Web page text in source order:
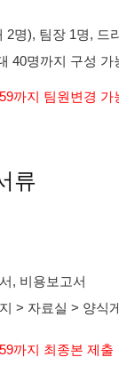
2명), 팀장 1명, 드
40명까지 구성 가
까지 팀원변경 가
류
, 비용보고서
> 자료실 > 양식
까지 최종본 제출